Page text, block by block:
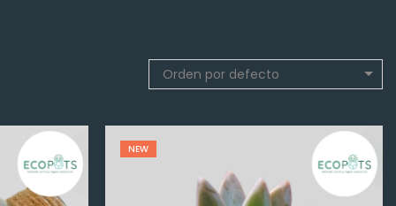
Orden por defecto
NEW